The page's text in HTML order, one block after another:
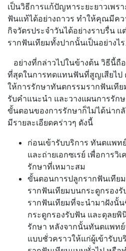
เป็นวิธีการแก้ปัญหาระยะยาวเพร
ฟันแท้ได้อย่างถาวร ทำให้คุณมีค
กิจวัตรประจำวันได้อย่างราบรื่น แ
รากฟันเทียมทั้งปากนั้นเป็นอย่างไ
อย่างที่กล่าวไปในข้างต้น วิธีนี้ถื
ที่สุดในการทดแทนฟันที่สูญเสียไป
ให้การรักษาทันตกรรมรากฟันเที
รับคำแนะนำ และวางแผนการรัก
ขั้นตอนของการรักษาก็ไม่ได้น่าก
มีรายละเอียดคร่าวๆ ดังนี้
ก่อนเข้ารับบริการ ทันตแพท
และถ่ายเอกซเรย์ เพื่อการวิ
รักษาที่เหมาะสม
ขั้นตอนการปลูกรากฟันเทียม
รากฟันเทียมบนกระดูกรอง
รากฟันเทียมที่จะนำมาฝัง
กระดูกรองรับฟัน และดุลย
รักษา หลังจากนั้นทันตแพท
แบบชั่วคราวให้แก่ผู้เข้ารับ